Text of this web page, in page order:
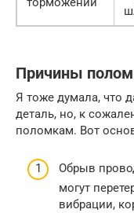
Причины
Я тоже думала, что
деталь, но, к
поломкам. Вот
Обрыв
могут
вибрации,